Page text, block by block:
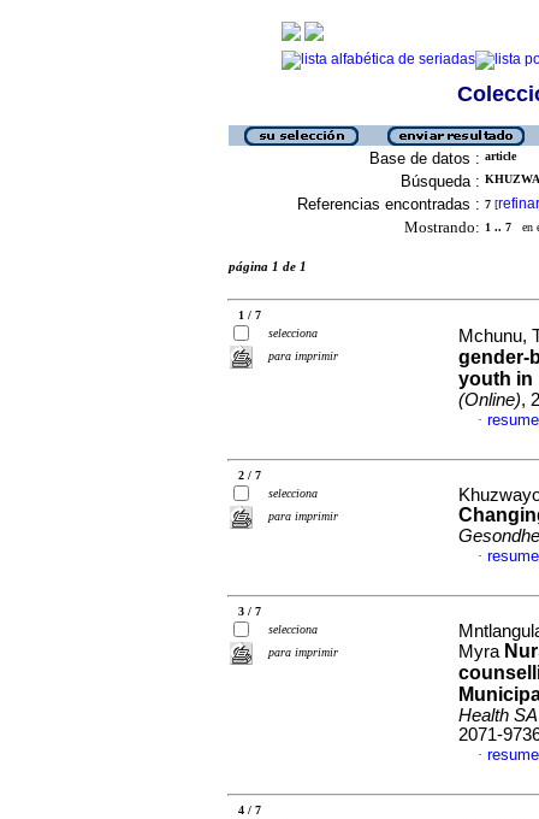
Base de datos : article
Búsqueda :
Referencias encontradas : 7 [refinar
Mostrando: 1 .. 7 en
página 1 de 1
1 / 7
selecciona
para imprimir
Mchunu,
gender-
youth in
(Online),
·
2 / 7
selecciona
para imprimir
·
3 / 7
selecciona
para imprimir
Myra
Health
2071-
·
4 / 7